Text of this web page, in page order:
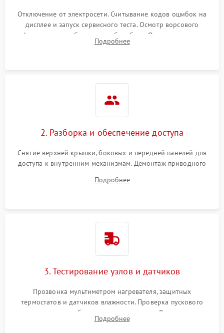
Отключение от электросети. Считывание кодов ошибок на
дисплее и запуск сервисного теста. Осмотр ворсового
фильтра, теплообменника и барабана. Опрос клиента о
неисправностях (не сушит, не крутит барабан, сильно шумит
Подробнее
2. Разборка и обеспечение доступа
Снятие верхней крышки, боковых и передней панелей для
доступа к внутренним механизмам. Демонтаж приводного
Обеспечение свободного доступа к ТЭНу, компрессору,
Подробнее
3. Тестирование узлов и датчиков
Прозвонка мультиметром нагревателя, защитных
термостатов и датчиков влажности. Проверка пускового
конденсатора, обмоток мотора и помпы. Для машин с
тепловым насосом — диагностика работы компрессора и
Подробнее